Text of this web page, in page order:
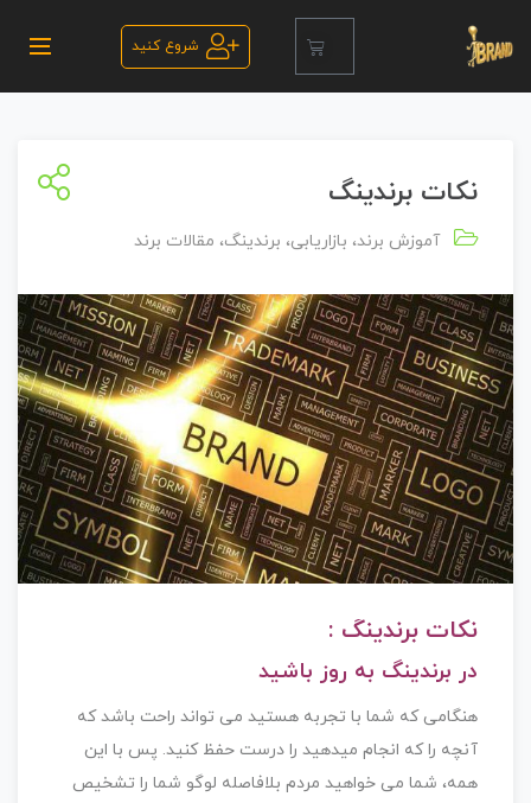
شروع کنید
نکات برندینگ
آموزش برند، بازاریابی، برندینگ، مقالات برند
نکات برندینگ :
در برندینگ به روز باشید
هنگامی که شما با تجربه هستید می تواند راحت باشد که
آنچه را که انجام میدهید را درست حفظ کنید. پس با این
همه، شما می خواهید مردم بلافاصله لوگو شما را تشخیص